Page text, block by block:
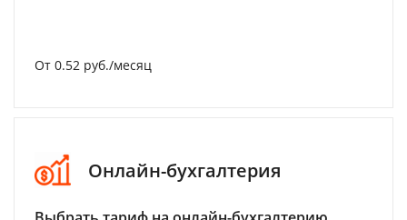
От 0.52 руб./месяц
Онлайн-бухгалтерия